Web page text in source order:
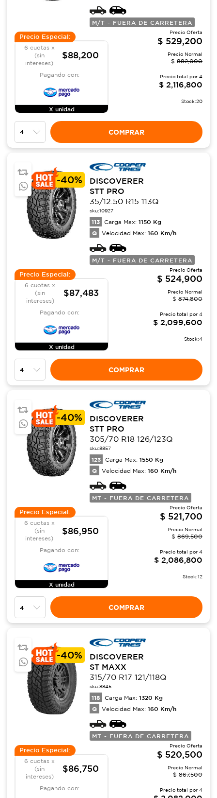
M/T - FUERA DE CARRETERA
Precio Especial:
6 cuotas x
(sin
intereses)
$88,200
Pagando con:
X unidad
Precio Oferta
$ 529,200
Precio Normal
$ 882,000
Precio total por 4
$ 2,116,800
Stock:20
COMPRAR
-40%
DISCOVERER
STT PRO
35/12.50 R15 113Q
sku:10927
113 Carga Max: 1150 Kg
Q Velocidad Max: 160 Km/h
M/T - FUERA DE CARRETERA
Precio Especial:
6 cuotas x
(sin
intereses)
$87,483
Pagando con:
X unidad
Precio Oferta
$ 524,900
Precio Normal
$ 874,800
Precio total por 4
$ 2,099,600
Stock:4
COMPRAR
-40%
DISCOVERER
STT PRO
305/70 R18 126/123Q
sku:8857
123 Carga Max: 1550 Kg
Q Velocidad Max: 160 Km/h
MT - FUERA DE CARRETERA
Precio Especial:
6 cuotas x
(sin
intereses)
$86,950
Pagando con:
X unidad
Precio Oferta
$ 521,700
Precio Normal
$ 869,500
Precio total por 4
$ 2,086,800
Stock:12
COMPRAR
-40%
DISCOVERER
ST MAXX
315/70 R17 121/118Q
sku:8845
118 Carga Max: 1320 Kg
Q Velocidad Max: 160 Km/h
MT - FUERA DE CARRETERA
Precio Especial:
6 cuotas x
(sin
intereses)
$86,750
Pagando con:
Precio Oferta
$ 520,500
Precio Normal
$ 867,500
Precio total por 4